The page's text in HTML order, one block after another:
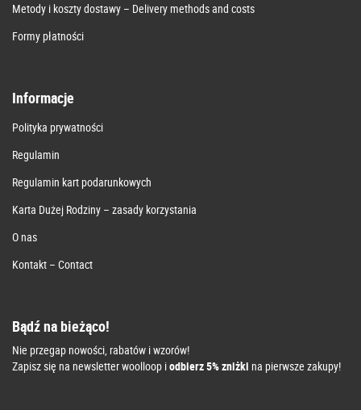
Metody i koszty dostawy – Delivery methods and costs
Formy płatności
Informacje
Polityka prywatności
Regulamin
Regulamin kart podarunkowych
Karta Dużej Rodziny – zasady korzystania
O nas
Kontakt – Contact
Bądź na bieżąco!
Nie przegap nowości, rabatów i wzorów!
Zapisz się na newsletter woolloop iodbierz 5% zniżki na pierwsze zakupy!